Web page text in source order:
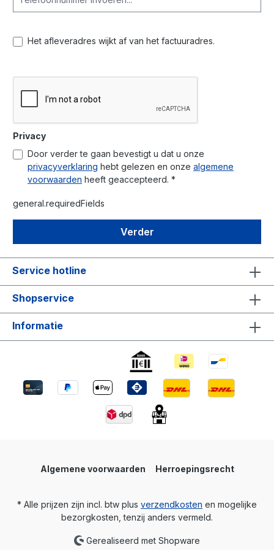
Het afleveradres wijkt af van het factuuradres.
Privacy
Door verder te gaan bevestigt u dat u onze
privacyverklaring hebt gelezen en onze algemene
voorwaarden
heeft geaccepteerd. *
general.requiredFields
Verder
Service hotline
Shopservice
Informatie
Algemene voorwaarden Herroepingsrecht
* Alle prijzen zijn incl. btw plus verzendkosten en mogelijke
bezorgkosten, tenzij anders vermeld.
Gerealiseerd met Shopware